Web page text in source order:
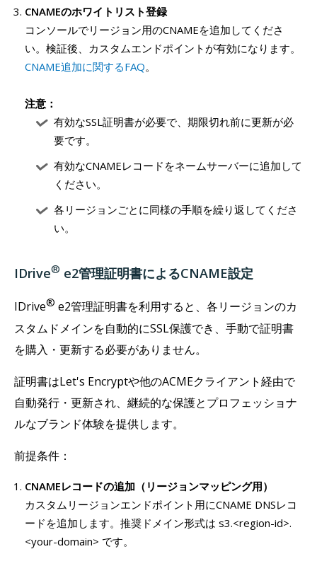
CNAMEのホワイトリスト登録
コンソールでリージョン用のCNAMEを追加してくださ
い。検証後、カスタムエンドポイントが有効になります。
CNAME追加に関するFAQ。
注意：
有効なSSL証明書が必要で、期限切れ前に更新が必
要です。
有効なCNAMEレコードをネームサーバーに追加して
ください。
各リージョンごとに同様の手順を繰り返してくださ
い。
IDrive® e2管理証明書によるCNAME設定
IDrive® e2管理証明書を利用すると、各リージョンのカ
スタムドメインを自動的にSSL保護でき、手動で証明書
を購入・更新する必要がありません。
証明書はLet's Encryptや他のACMEクライアント経由で
自動発行・更新され、継続的な保護とプロフェッショナ
ルなブランド体験を提供します。
前提条件：
CNAMEレコードの追加（リージョンマッピング用）
カスタムリージョンエンドポイント用にCNAME DNSレコ
ードを追加します。推奨ドメイン形式は s3.<region-id>.
<your-domain> です。